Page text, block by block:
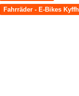
Fahrräder - E-Bikes